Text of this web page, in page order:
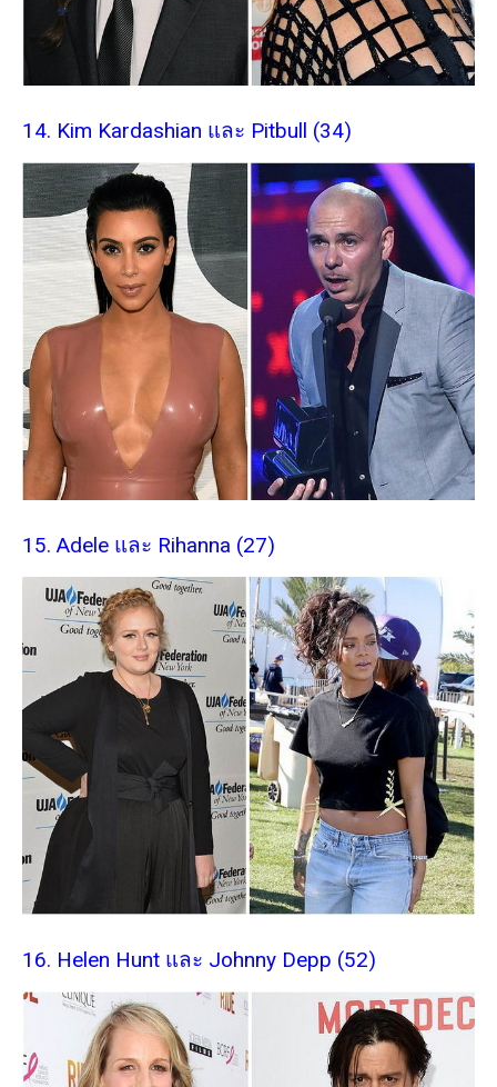
14. Kim Kardashian และ Pitbull (34)
15. Adele และ Rihanna (27)
16. Helen Hunt และ Johnny Depp (52)